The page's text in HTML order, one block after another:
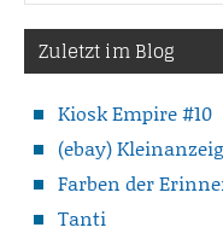
Zuletzt im Blog
Kiosk Empire #10
(ebay)
Farben der
Tanti